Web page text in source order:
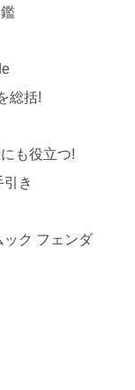
総括!
も役立つ!
き
ク フェンダ